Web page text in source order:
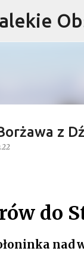
z
do
nad